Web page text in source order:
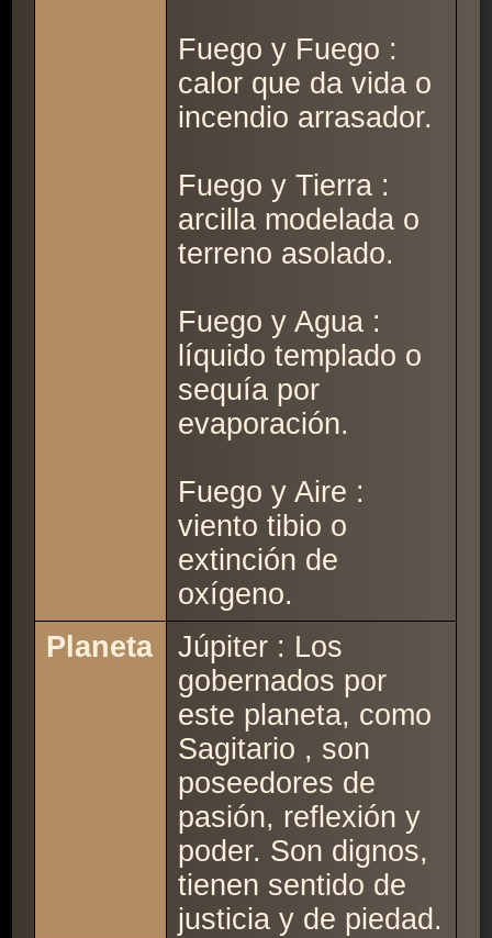
Fuego y Fuego :
calor que da vida o
incendio arrasador.
Fuego y Tierra :
arcilla modelada o
terreno asolado.
Fuego y Agua :
líquido templado o
sequía por
evaporación.
Fuego y Aire :
viento tibio o
extinción de
oxígeno.
Planeta
Júpiter : Los
gobernados por
este planeta, como
Sagitario , son
poseedores de
pasión, reflexión y
poder. Son dignos,
tienen sentido de
justicia y de piedad.